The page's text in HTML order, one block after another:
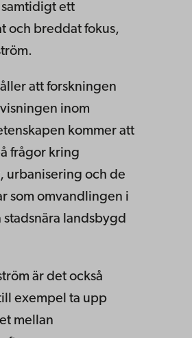
ett
och breddat fokus,
att forskningen
inom
kommer att
frågor kring
urbanisering och de
som omvandlingen i
stadsnära landsbygd
är det också
exempel ta upp
mellan